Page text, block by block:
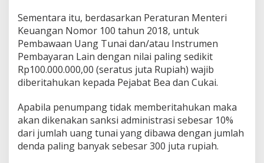
Sementara itu, berdasarkan Peraturan Menteri
Keuangan Nomor 100 tahun 2018, untuk
Pembawaan Uang Tunai dan/atau Instrumen
Pembayaran Lain dengan nilai paling sedikit
Rp100.000.000,00 (seratus juta Rupiah) wajib
diberitahukan kepada Pejabat Bea dan Cukai.
Apabila penumpang tidak memberitahukan maka
akan dikenakan sanksi administrasi sebesar 10%
dari jumlah uang tunai yang dibawa dengan jumlah
denda paling banyak sebesar 300 juta rupiah.